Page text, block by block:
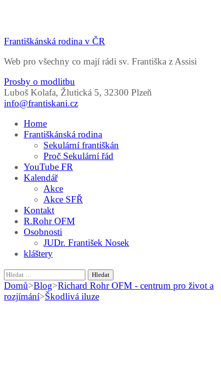
Františkánská rodina v ČR
Web pro všechny co mají rádi sv. Františka z Assisi
Prosby o modlitbu
Luboš Kolafa, Žlutická 5, 32300 Plzeň
info@frantiskani.cz
Home
Františkánská rodina
Sekulární františkán
Proč Sekulární řád
YouTube FR
Kalendář
Akce
Akce SFŘ
Kontakt
R.Rohr OFM
Osobnosti
JUDr. František Nosek
kláštery
Vyhledávání
Domů>Blog>Richard Rohr OFM - centrum pro život a
rozjímání>Škodlivá iluze